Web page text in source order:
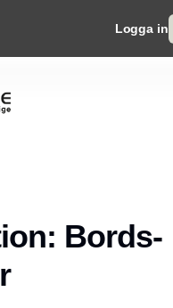
Logga in
Bords­